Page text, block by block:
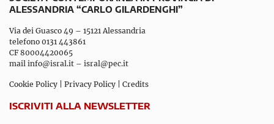
ALESSANDRIA “CARLO GILARDENGHI”
Via dei Guasco 49 – 15121 Alessandria
telefono 0131 443861
CF 80004420065
mail info@isral.it – isral@pec.it
Cookie Policy Privacy Policy Credits
ISCRIVITI ALLA NEWSLETTER